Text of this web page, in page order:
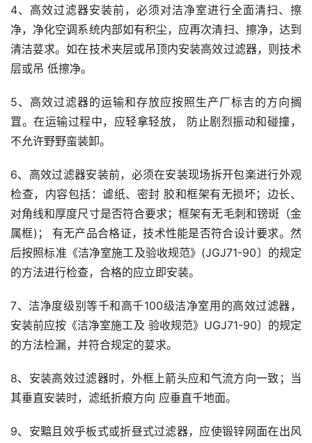
4、高效过滤器安装前，必须对洁净室进行全面清扫、擦
净，净化空调系统内部如有积尘，应再次清扫、擦净，达到
清洁荽求。如在技术夹层或吊顶内安装高效过滤器，则技术
层或吊 低擦净。
5、高效过滤器的运输和存放应按照生产厂标吉的方向搁
罝。在运输过程中，应轻拿轻放， 防止剧烈振动和碰撞，
不允许野野蛮装卸。
6、高效过滤器安装前，必须在安装现场拆开包楽进行外观
检查，内容包括：谑纸、密封 胶和框架有无损坏；边长、
对角线和厚度尺寸是否符合要求；框架有无毛刺和镑斑（金
属框)； 有无产品合格证，技术性能是否符合设计要求。然
后按照标准《洁净室施工及验收规范》(JGJ71-90〕的规定
的方法进行检查，合格的应立即安装。
7、洁净度级别等千和高千100级洁净室用的高效过滤器，
安装前应按《洁净室施工及 验收规范》UGJ71-90〕的规定
的方法检漏，并符合规定的荽求。
8、安装高效过滤器时，外框上箭头应和气流方向一致；当
其垂直安装时，滤纸折痕方向 应垂直千地面。
9、安黯且效乎板式或折昼式过滤器，应使锻锌网面在出风